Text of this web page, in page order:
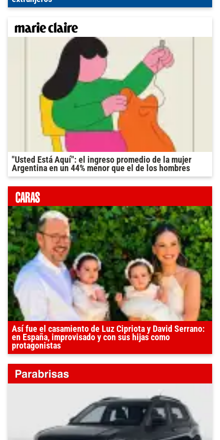
"Usted Está Aquí": el ingreso promedio de la mujer
Argentina en un 44% menor que el de los hombres
Así fue el casamiento de Luz Cipriota y David Serrano:
en España, improvisado y con sus hijas como
protagonistas